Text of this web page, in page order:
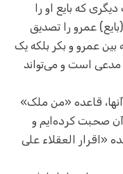
که بایع او را
عمرو را تصدیق
بین عمرو و بکر بلکه یک
مدعی است و می‌تواند
قاعده «من ملک»
صحبت کرده‌ایم و
«اقرار العقلاء علی